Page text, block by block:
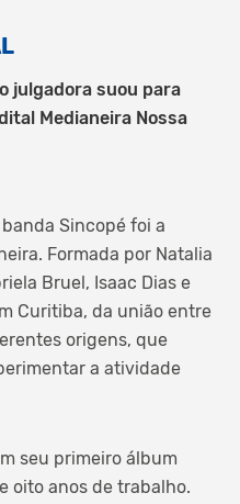
julgadora suou para
Medianeira Nossa
Sincopé foi a
Formada por Natalia
Bruel, Isaac Dias e
Curitiba, da união entre
origens, que
a atividade
seu primeiro álbum
oito anos de trabalho.